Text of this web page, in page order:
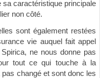
sa caractéristique principale
non côté.
sont également restées
vie auquel fait appel
ne nous donne pas
tout ce qui touche à la
changé et sont donc les